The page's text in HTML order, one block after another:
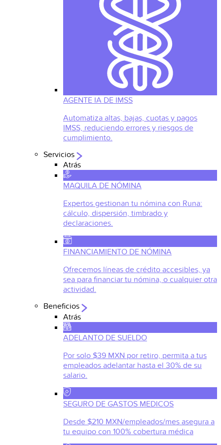
AGENTE IA DE IMSS
Automatiza altas, bajas, cuotas y pagos
IMSS, reduciendo errores y riesgos de
cumplimiento.
Servicios
Atrás
MAQUILA DE NÓMINA
Expertos gestionan tu nómina con Runa:
cálculo, dispersión, timbrado y
declaraciones.
FINANCIAMIENTO DE NÓMINA
Ofrecemos líneas de crédito accesibles, ya
sea para financiar tu nómina, o cualquier otra
actividad.
Beneficios
Atrás
ADELANTO DE SUELDO
Por solo $39 MXN por retiro, permita a tus
empleados adelantar hasta el 30% de su
salario.
SEGURO DE GASTOS MEDICOS
Desde $210 MXN/empleados/mes asegura a
tu equipo con 100% cobertura médica